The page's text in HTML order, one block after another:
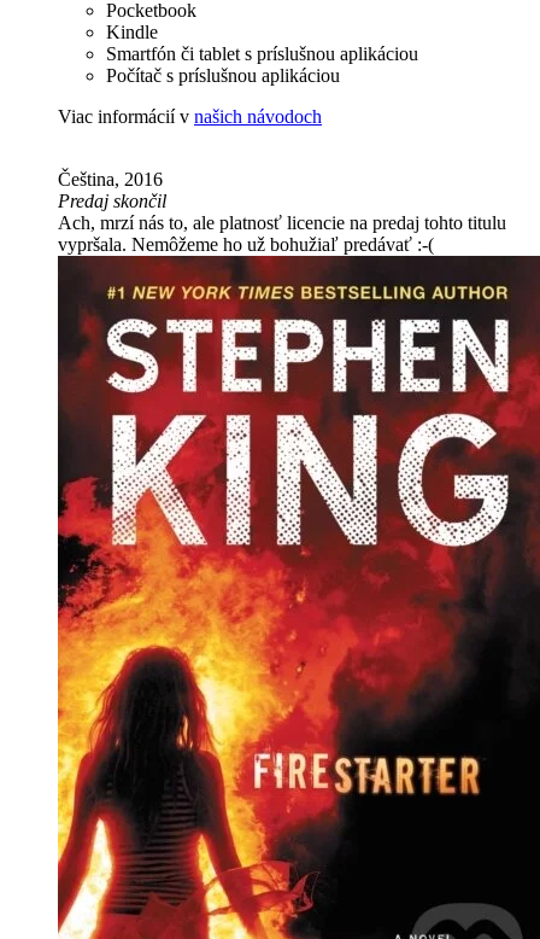
Pocketbook
Kindle
Smartfón či tablet s príslušnou aplikáciou
Počítač s príslušnou aplikáciou
Viac informácií v našich návodoch
Čeština, 2016
Predaj skončil
Ach, mrzí nás to, ale platnosť licencie na predaj tohto titulu
vypršala. Nemôžeme ho už bohužiaľ predávať :-(